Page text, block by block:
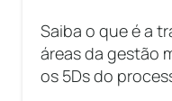
Saiba o que é a
áreas da gestão
os 5Ds do